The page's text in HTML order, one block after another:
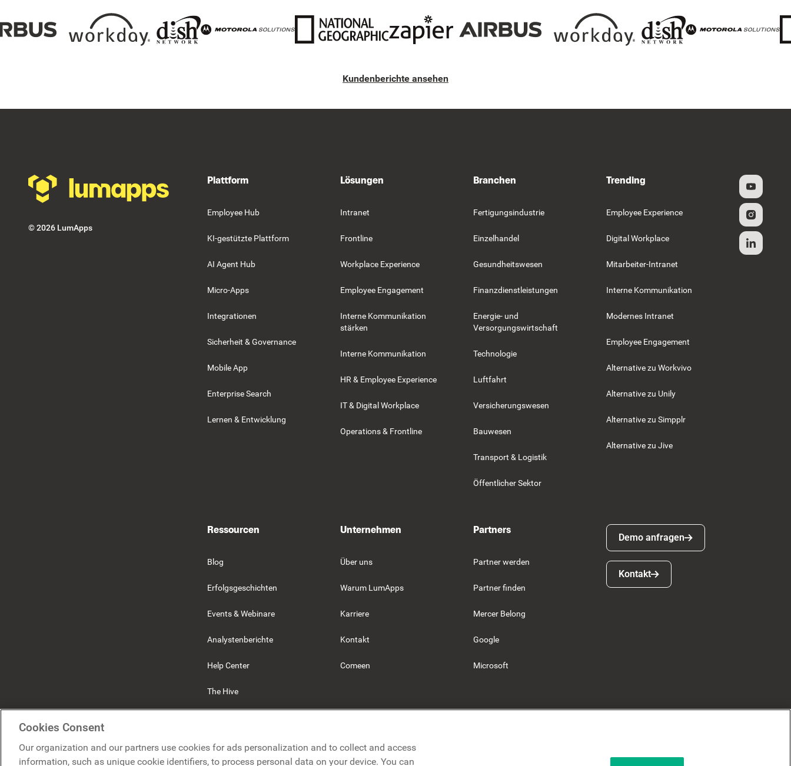
Kundenberichte ansehen
©2026 LumApps
Plattform
Employee Hub
KI-gestützte Plattform
AI Agent Hub
Micro-Apps
Integrationen
Sicherheit & Governance
Mobile App
Enterprise Search
Lernen & Entwicklung
Lösungen
Intranet
Frontline
Workplace Experience
Employee Engagement
Interne Kommunikation
stärken
Interne Kommunikation
HR & Employee Experience
IT & Digital Workplace
Operations & Frontline
Branchen
Fertigungsindustrie
Einzelhandel
Gesundheitswesen
Finanzdienstleistungen
Energie- und
Versorgungswirtschaft
Technologie
Luftfahrt
Versicherungswesen
Bauwesen
Transport & Logistik
Öffentlicher Sektor
Trending
Employee Experience
Digital Workplace
Mitarbeiter-Intranet
Interne Kommunikation
Modernes Intranet
Employee Engagement
Alternative zu Workvivo
Alternative zu Unily
Alternative zu Simpplr
Alternative zu Jive
Ressourcen
Blog
Erfolgsgeschichten
Events & Webinare
Analystenberichte
Help Center
The Hive
Unternehmen
Über uns
Warum LumApps
Karriere
Kontakt
Comeen
Partners
Partner werden
Partner finden
Mercer Belong
Google
Microsoft
Demo anfragen
Demo anfragen
Kontakt
Kontakt
Cookies Consent
Our organization and our partners use cookies for ads personalization and to collect and access
information, such as unique cookie identifiers, to process personal data on your device. You can